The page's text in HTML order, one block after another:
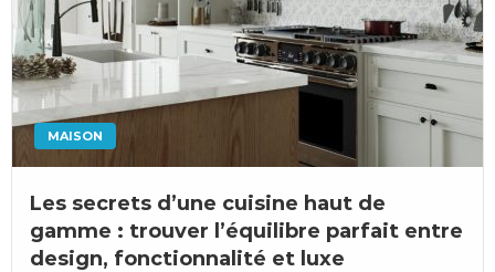
MAISON
Les secrets d’une cuisine haut de
gamme : trouver l’équilibre parfait entre
design, fonctionnalité et luxe